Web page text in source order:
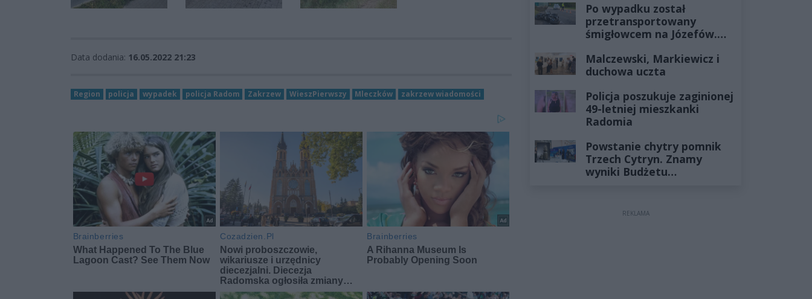
Data dodania: 16.05.2022 21:23
Region policja wypadek policja Radom Zakrzew WieszPierwszy Mleczków zakrzew wiadomości
Po wypadku został
przetransportowany
śmigłowcem na Józefów.
żyłach
Malczewski, Markiewicz i
duchowa uczta
Policja poszukuje zaginionej
49-letniej mieszkanki
Radomia
Powstanie chytry pomnik
Trzech Cytryn. Znamy
wyniki Budżetu
REKLAMA